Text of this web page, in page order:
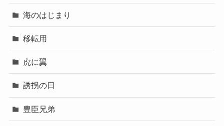
海のはじまり
移転用
虎に翼
誘拐の日
豊臣兄弟